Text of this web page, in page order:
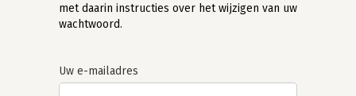
met daarin instructies over het wijzigen van uw
wachtwoord.
Uw e-mailadres